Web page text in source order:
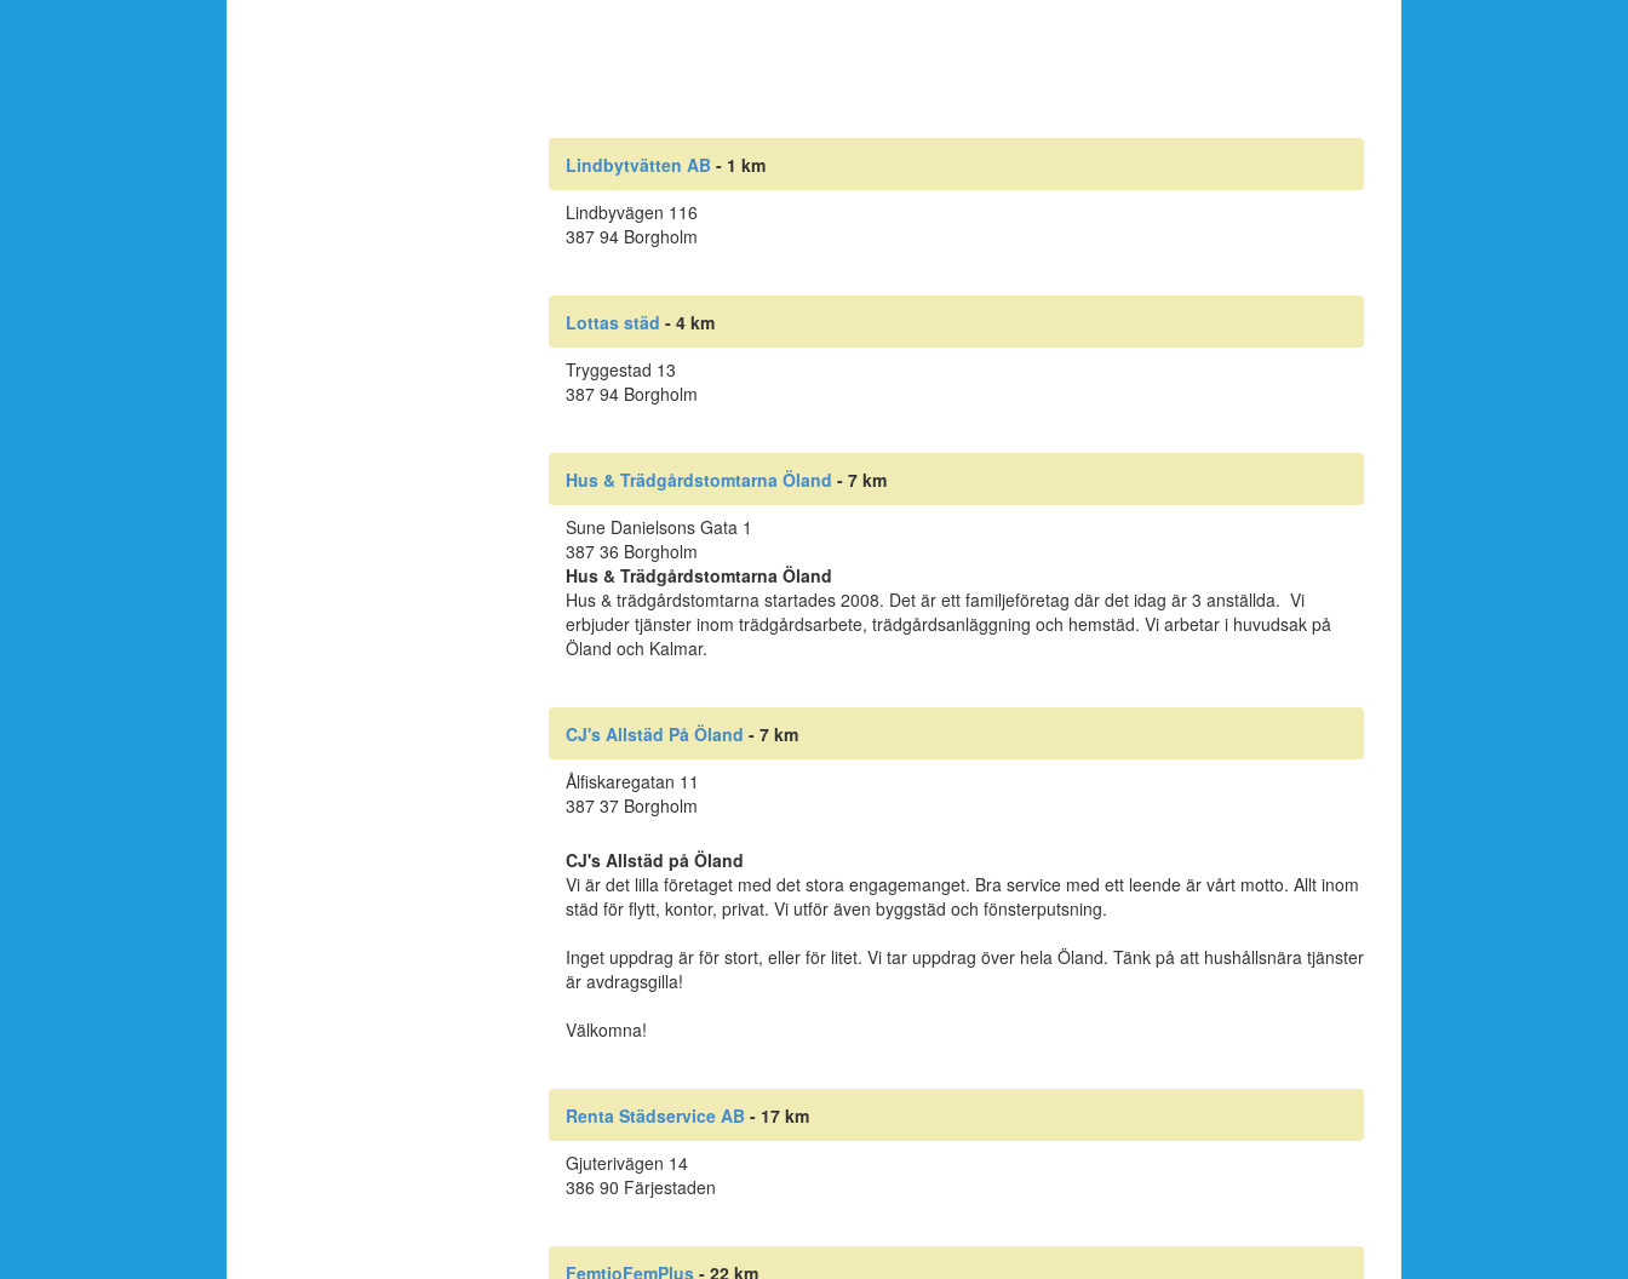
Lindbytvätten AB- 1 km
Lindbyvägen 116
387 94 Borgholm
Lottas städ - 4 km
Tryggestad 13
387 94 Borgholm
Hus & Trädgårdstomtarna Öland - 7 km
Sune Danielsons Gata 1
387 36 Borgholm
Hus & Trädgårdstomtarna Öland
Hus & trädgårdstomtarna startades 2008. Det är ett familjeföretag där det idag är 3 anställda. Vi
erbjuder tjänster inom trädgårdsarbete, trädgårdsanläggning och hemstäd. Vi arbetar i huvudsak på
Öland och Kalmar.
CJ's Allstäd På Öland - 7 km
Ålfiskaregatan 11
387 37 Borgholm
CJ's Allstäd på Öland
Vi är det lilla företaget med det stora engagemanget. Bra service med ett leende är vårt motto. Allt inom
städ för flytt, kontor, privat. Vi utför även byggstäd och fönsterputsning.
Inget uppdrag är för stort, eller för litet. Vi tar uppdrag över hela Öland. Tänk på att hushållsnära tjänster
är avdragsgilla!
Välkomna!
Renta Städservice AB- 17 km
Gjuterivägen 14
386 90 Färjestaden
FemtioFemPlus- 22 km